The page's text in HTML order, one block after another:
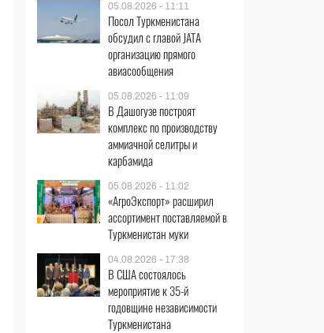
05.08.2026 - 11:11
Посол Туркменистана
обсудил с главой JATA
организацию прямого
авиасообщения
05.08.2026 - 11:09
В Дашогузе построят
комплекс по производству
аммиачной селитры и
карбамида
05.08.2026 - 11:02
«АгроЭкспорт» расширил
ассортимент поставляемой в
Туркменистан муки
04.08.2026 - 17:38
В США состоялось
мероприятие к 35-й
годовщине независимости
Туркменистана